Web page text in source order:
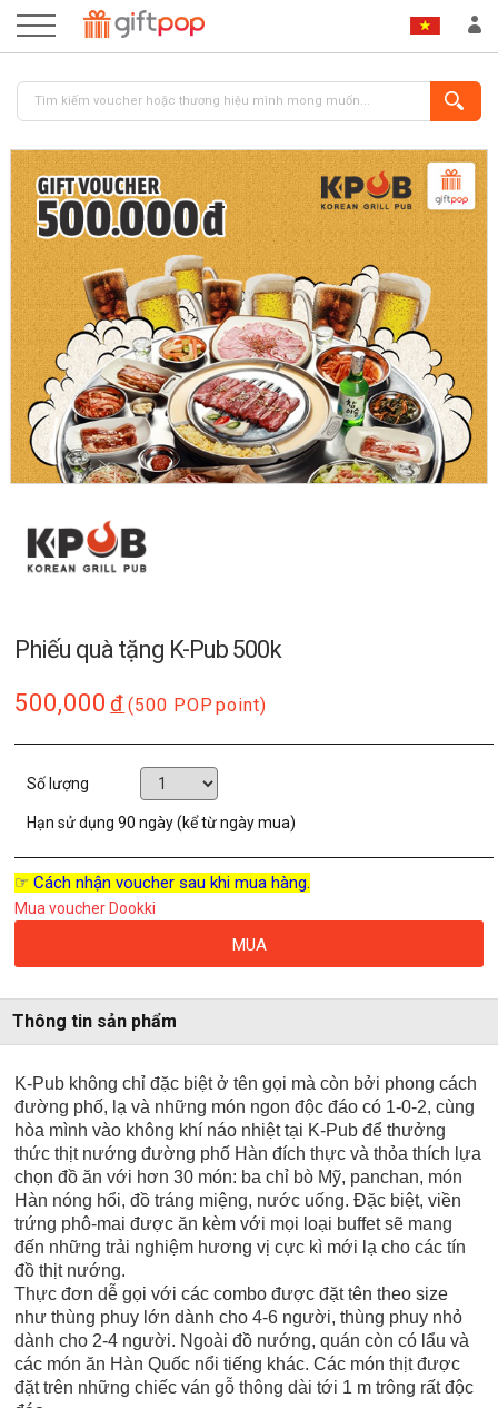
ĐĂNG NHẬP ĐĂNG KÝ
Phiếu quà tặng K-Pub 500k
500,000 đ (500 POP point)
Số lượng
Hạn sử dụng90 ngày (kể từ ngày mua)
☞ Cách nhận voucher sau khi mua hàng.
Mua voucher Dookki
MUA
Thông tin sản phẩm
K-Pub không chỉ đặc biệt ở tên gọi mà còn bởi phong cách
đường phố, lạ và những món ngon độc đáo có 1-0-2, cùng
hòa mình vào không khí náo nhiệt tại K-Pub để thưởng
thức thịt nướng đường phố Hàn đích thực và thỏa thích lựa
chọn đồ ăn với hơn 30 món: ba chỉ bò Mỹ, panchan, món
Hàn nóng hổi, đồ tráng miệng, nước uống. Đặc biệt, viền
trứng phô-mai được ăn kèm với mọi loại buffet sẽ mang
đến những trải nghiệm hương vị cực kì mới lạ cho các tín
đồ thịt nướng.
Thực đơn dễ gọi với các combo được đặt tên theo size
như thùng phuy lớn dành cho 4-6 người, thùng phuy nhỏ
dành cho 2-4 người. Ngoài đồ nướng, quán còn có lẩu và
các món ăn Hàn Quốc nổi tiếng khác. Các món thịt được
đặt trên những chiếc ván gỗ thông dài tới 1 m trông rất độc